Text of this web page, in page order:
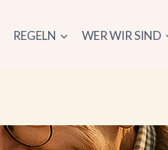
REGELN WER WIR SIND